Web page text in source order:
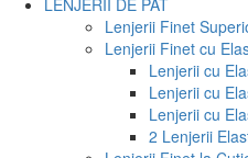
LENJERII DE PAT
Lenjerii Finet
Lenjerii Finet cu
Lenjerii cu
Lenjerii cu
Lenjerii cu
2 Lenjerii